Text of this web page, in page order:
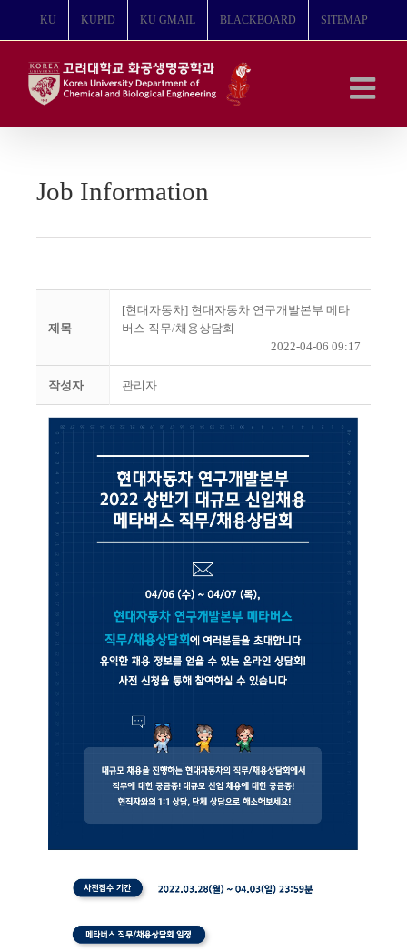
뛰
KU KUPID KU GMAIL BLACKBOARD SITEMAP
Job Information
제목
[현대자동차] 현대자동차 연구개발본부 메타
버스 직무/채용상담회
2022-04-06 09:17
작성자 관리자